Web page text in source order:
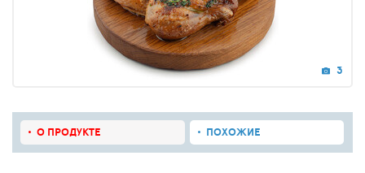
3
О ПРОДУКТЕ ПОХОЖИЕ